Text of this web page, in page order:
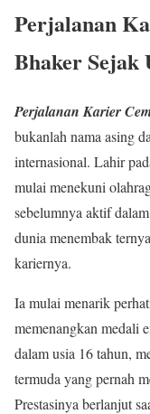
Perjalanan
Bhaker Sejak
Perjalanan Karier
bukanlah nama asing
internasional. Lahir
mulai menekuni
sebelumnya aktif
dunia menembak
kariernya.
Ia mulai menarik
memenangkan medali
dalam usia 16 tahun,
termuda yang pernah
Prestasinya berlanjut